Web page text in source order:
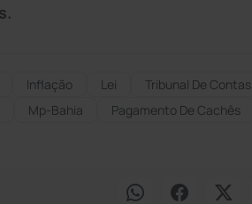
Inflação Lei Tribunal De Contas
Mp-Bahia Pagamento De Cachês